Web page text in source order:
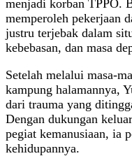
menjadi korban TPPO.
memperoleh pekerjaan
justru terjebak dalam
kebebasan, dan masa
Setelah melalui masa-
kampung halamannya,
dari trauma yang
Dengan dukungan
pegiat kemanusiaan, ia
kehidupannya.